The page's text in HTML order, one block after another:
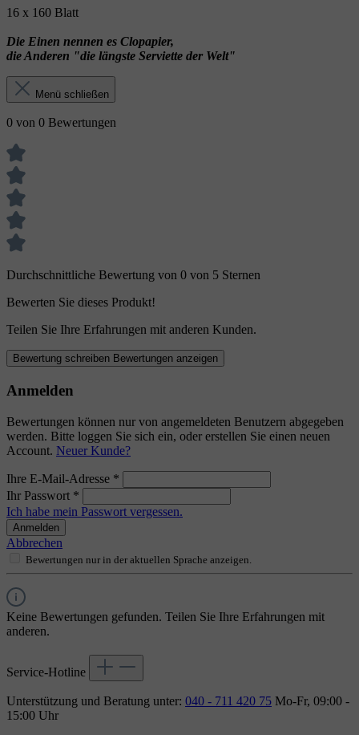
16 x 160 Blatt
Die Einen nennen es Clopapier,
die Anderen "die längste Serviette der Welt"
Menü schließen
0 von 0 Bewertungen
Durchschnittliche Bewertung von 0 von 5 Sternen
Bewerten Sie dieses Produkt!
Teilen Sie Ihre Erfahrungen mit anderen Kunden.
Bewertung schreiben Bewertungen anzeigen
Anmelden
Bewertungen können nur von angemeldeten Benutzern abgegeben
werden. Bitte loggen Sie sich ein, oder erstellen Sie einen neuen
Account. Neuer Kunde?
Ihre E-Mail-Adresse *
Ihr Passwort *
Ich habe mein Passwort vergessen.
Anmelden
Abbrechen
Bewertungen nur in der aktuellen Sprache anzeigen.
Keine Bewertungen gefunden. Teilen Sie Ihre Erfahrungen mit
anderen.
Service-Hotline
Unterstützung und Beratung unter: 040 - 711 420 75 Mo-Fr, 09:00 -
15:00 Uhr